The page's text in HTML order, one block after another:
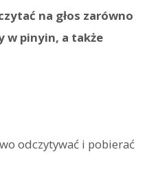
na głos zarówno
w pinyin, a także
odczytywać i pobierać